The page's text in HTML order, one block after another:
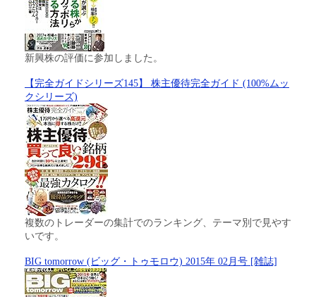
新興株の評価に参加しました。
【完全ガイドシリーズ145】 株主優待完全ガイド (100%ムッ
クシリーズ)
複数のトレーダーの集計でのランキング、テーマ別で見やす
いです。
BIG tomorrow (ビッグ・トゥモロウ) 2015年 02月号 [雑誌]